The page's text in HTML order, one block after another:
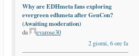
Why are EDHmeta fans exploring
evergreen edhmeta after GenCon?
(Awaiting moderation)
da
evarose30
2 giorni, 6 ore fa